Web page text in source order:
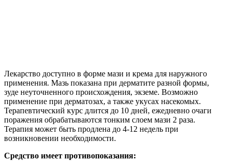
Лекарство доступно в форме мази и крема для наружного
применения. Мазь показана при дерматите разной формы,
зуде неуточненного происхождения, экземе. Возможно
применение при дерматозах, а также укусах насекомых.
Терапевтический курс длится до 10 дней, ежедневно очаги
поражения обрабатываются тонким слоем мази 2 раза.
Терапия может быть продлена до 4-12 недель при
возникновении необходимости.
Средство имеет противопоказания: